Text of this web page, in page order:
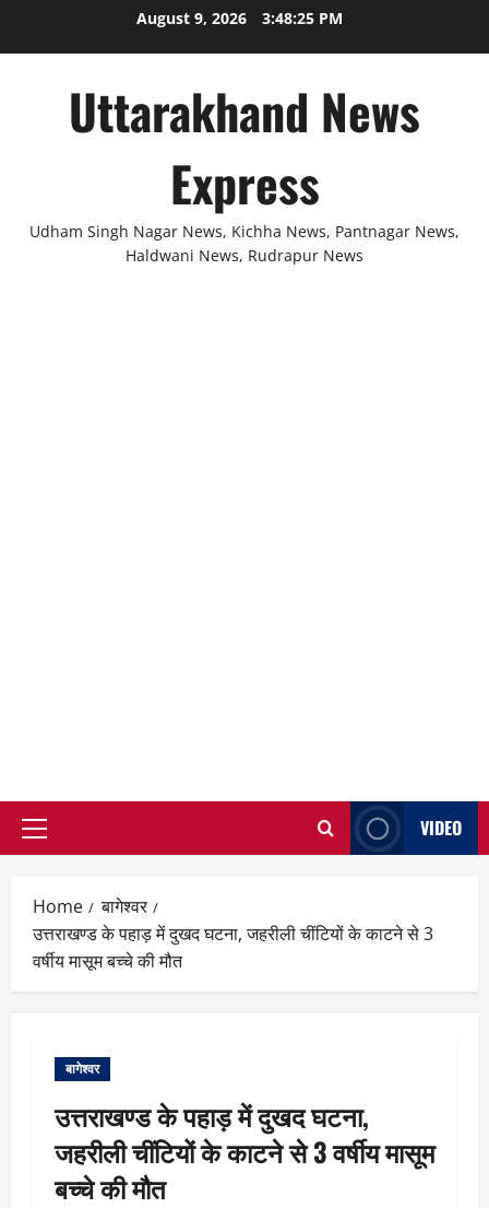
August 9, 2026 3:48:25 PM
Uttarakhand News
Express
Udham Singh Nagar News, Kichha News, Pantnagar News,
Haldwani News, Rudrapur News
Primary
VIDEO
Home
बागेश्वर
उत्तराखण्ड के पहाड़ में दुखद घटना, जहरीली चींटियों के काटने से 3
वर्षीय मासूम बच्चे की मौत
बागेश्वर
उत्तराखण्ड के पहाड़ में दुखद घटना,
जहरीली चींटियों के काटने से 3 वर्षीय मासूम
बच्चे की मौत